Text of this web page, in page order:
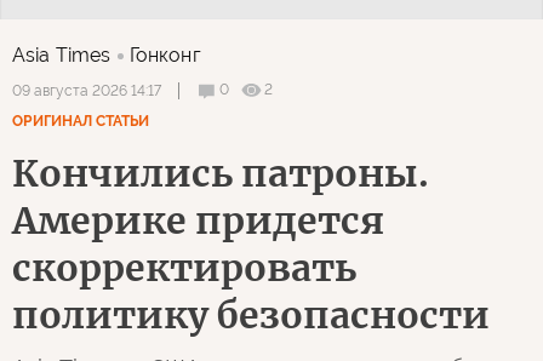
Asia Times Гонконг
09 августа 2026 14:17 0
2
ОРИГИНАЛ СТАТЬИ
Кончились патроны.
Америке придется
скорректировать
политику безопасности